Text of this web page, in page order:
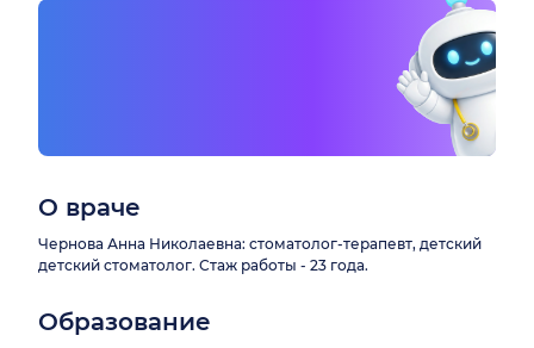
О враче
Чернова Анна Николаевна: стоматолог-терапевт, детский
детский стоматолог. Стаж работы - 23 года.
Образование